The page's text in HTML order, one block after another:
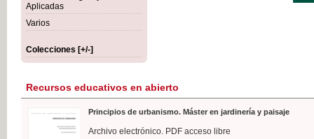
Aplicadas
Varios
Colecciones [+/-]
Recursos educativos en abierto
Principios de urbanismo. Máster en jardinería y paisaje
Archivo electrónico. PDF acceso libre